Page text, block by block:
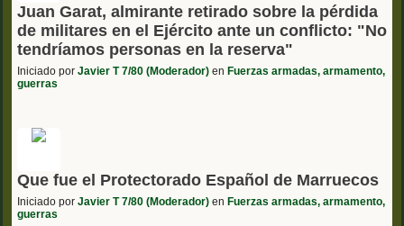
Juan Garat, almirante retirado sobre la pérdida
de militares en el Ejército ante un conflicto: "No
tendríamos personas en la reserva"
Iniciado por Javier T 7/80 (Moderador) en Fuerzas armadas, armamento,
guerras
Que fue el Protectorado Español de Marruecos
Iniciado por Javier T 7/80 (Moderador) en Fuerzas armadas, armamento,
guerras